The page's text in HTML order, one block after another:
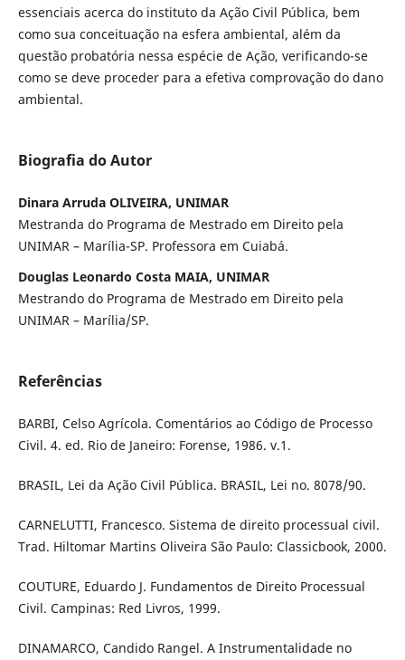
essenciais acerca do instituto da Ação Civil Pública, bem
como sua conceituação na esfera ambiental, além da
questão probatória nessa espécie de Ação, verificando-se
como se deve proceder para a efetiva comprovação do dano
ambiental.
Biografia do Autor
Dinara Arruda OLIVEIRA, UNIMAR
Mestranda do Programa de Mestrado em Direito pela
UNIMAR – Marília-SP. Professora em Cuiabá.
Douglas Leonardo Costa MAIA, UNIMAR
Mestrando do Programa de Mestrado em Direito pela
UNIMAR – Marília/SP.
Referências
BARBI, Celso Agrícola. Comentários ao Código de Processo
Civil. 4. ed. Rio de Janeiro: Forense, 1986. v.1.
BRASIL, Lei da Ação Civil Pública. BRASIL, Lei no. 8078/90.
CARNELUTTI, Francesco. Sistema de direito processual civil.
Trad. Hiltomar Martins Oliveira São Paulo: Classicbook, 2000.
COUTURE, Eduardo J. Fundamentos de Direito Processual
Civil. Campinas: Red Livros, 1999.
DINAMARCO, Candido Rangel. A Instrumentalidade no